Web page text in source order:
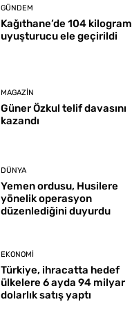
GÜNDEM
Kağıthane’de 104 kilogram
uyuşturucu ele geçirildi
MAGAZIN
Güner Özkul telif davasını
kazandı
DÜNYA
Yemen ordusu, Husilere
yönelik operasyon
düzenlediğini duyurdu
EKONOMI
Türkiye, ihracatta hedef
ülkelere 6 ayda 94 milyar
dolarlık satış yaptı